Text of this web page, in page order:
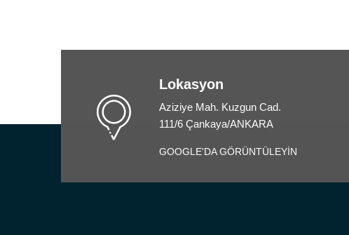
Lokasyon
Aziziye Mah. Kuzgun Cad.
111/6 Çankaya/ANKARA
GOOGLE'DA GÖRÜNTÜLEYİN